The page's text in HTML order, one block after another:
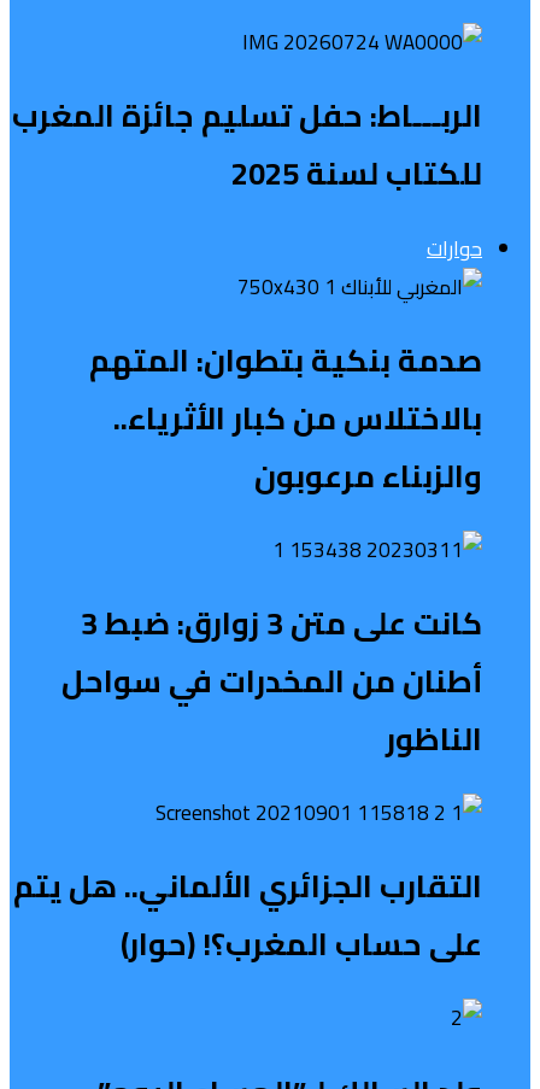
الربـــاط: حفل تسليم جائزة المغرب
للكتاب لسنة 2025
حوارات
صدمة بنكية بتطوان: المتهم
بالاختلاس من كبار الأثرياء..
والزبناء مرعوبون
كانت على متن 3 زوارق: ضبط 3
أطنان من المخدرات في سواحل
الناظور
التقارب الجزائري الألماني.. هل يتم
على حساب المغرب؟! (حوار)